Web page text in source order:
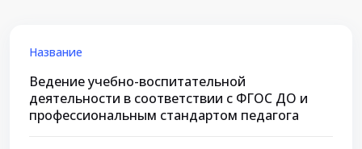
Название
Ведение учебно-воспитательной
деятельности в соответствии с ФГОС ДО и
профессиональным стандартом педагога